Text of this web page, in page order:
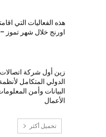
هذه الفعاليات التي
اورنج خلال شهر تموز –
زين أول شركة اتصالات
الدولي المتكامل
البيانات وأمن
الأعمال
تحميل أكثر